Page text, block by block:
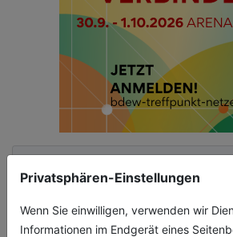
Privatsphären-Einstellungen
Wenn Sie einwilligen, verwenden wir
Informationen im Endgerät eines